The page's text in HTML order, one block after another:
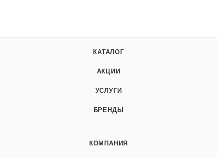
КАТАЛОГ
АКЦИИ
УСЛУГИ
БРЕНДЫ
КОМПАНИЯ